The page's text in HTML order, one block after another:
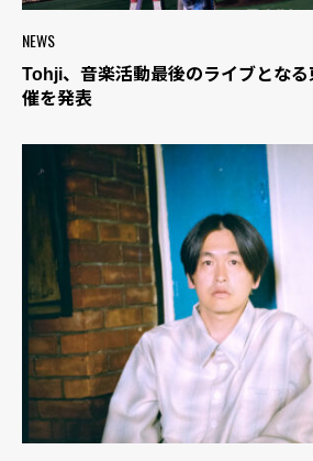
NEWS
Tohji、音楽活動最後のライブとなる
催を発表